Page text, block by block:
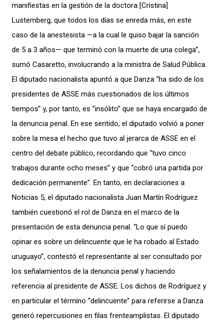
manifiestas en la gestión de la doctora [Cristina]
Lustemberg, que todos los días se enreda más, en este
caso de la anestesista —a la cual le quiso bajar la sanción
de 5 a 3 años— que terminó con la muerte de una colega”,
sumó Casaretto, involucrando a la ministra de Salud Pública.
El diputado nacionalista apuntó a que Danza “ha sido de los
presidentes de ASSE más cuestionados de los últimos
tiempos” y, por tanto, es “insólito” que se haya encargado de
la denuncia penal. En ese sentido, el diputado volvió a poner
sobre la mesa el hecho que tuvo al jerarca de ASSE en el
centro del debate público, recordando que “tuvo cinco
trabajos durante ocho meses” y que “cobró una partida por
dedicación permanente”. En tanto, en declaraciones a
Noticias 5, el diputado nacionalista Juan Martín Rodríguez
también cuestionó el rol de Danza en el marco de la
presentación de esta denuncia penal. “Lo que sí puedo
opinar es sobre un delincuente que le ha robado al Estado
uruguayo”, contestó el representante al ser consultado por
los señalamientos de la denuncia penal y haciendo
referencia al presidente de ASSE. Los dichos de Rodríguez y
en particular el término “delincuente” para referirse a Danza
generó repercusiones en filas frenteamplistas. El diputado